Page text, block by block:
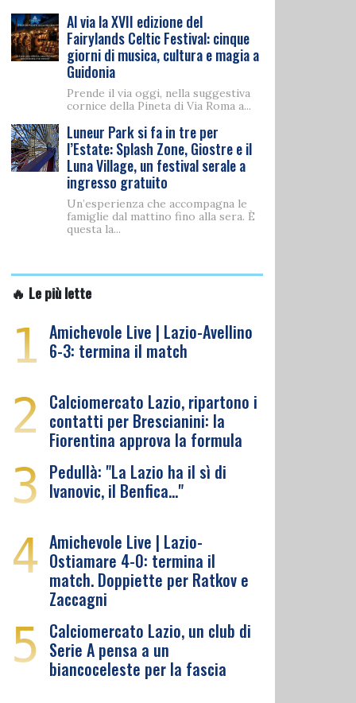
Al via la XVII edizione del
Fairylands Celtic Festival: cinque
giorni di musica, cultura e magia a
Guidonia
Prende il via oggi, nella suggestiva
cornice della Pineta di Via Roma a...
Luneur Park si fa in tre per
l’Estate: Splash Zone, Giostre e il
Luna Village, un festival serale a
ingresso gratuito
Un’esperienza che accompagna le
famiglie dal mattino fino alla sera. È
questa la...
🔥 Le più lette
1 Amichevole Live | Lazio-Avellino
6-3: termina il match
2 Calciomercato Lazio, ripartono i
contatti per Brescianini: la
Fiorentina approva la formula
3 Pedullà: "La Lazio ha il sì di
Ivanovic, il Benfica…"
4 Amichevole Live | Lazio-
Ostiamare 4-0: termina il
match. Doppiette per Ratkov e
Zaccagni
5 Calciomercato Lazio, un club di
Serie A pensa a un
biancoceleste per la fascia